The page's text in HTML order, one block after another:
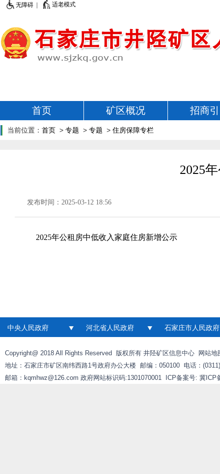
无障碍 | 适老模式
首页 矿区概况 招商
当前位置： 首页 > 专题 > 专题 > 住房保障专栏
2025
发布时间：2025-03-12 18:56
2025年公租房中低收入家庭住房新增公示